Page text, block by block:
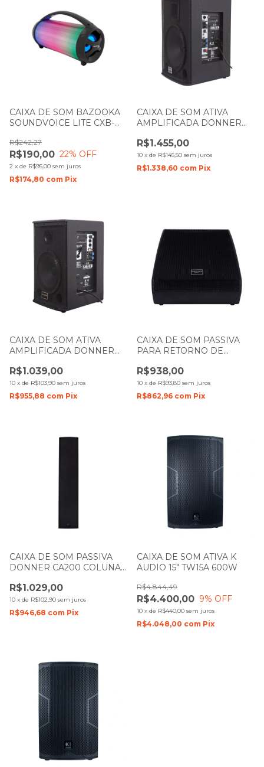
CAIXA DE SOM BAZOOKA
SOUNDVOICE LITE CXB-
R$190,00
R$242,27
22% OFF
2 x de R$95,00 sem juros
R$174,80 com Pix
CAIXA DE SOM ATIVA
AMPLIFICADA DONNER
R$1.455,00
10 x de R$145,50 sem juros
R$1.338,60 com Pix
CAIXA DE SOM ATIVA
AMPLIFICADA DONNER
R$1.039,00
10 x de R$103,90 sem juros
R$955,88 com Pix
CAIXA DE SOM PASSIVA
PARA RETORNO DE
125W LL AUDIO
R$938,00
10 x de R$93,80 sem juros
R$862,96 com Pix
CAIXA DE SOM PASSIVA
DONNER CA200 COLUNA
R$1.029,00
10 x de R$102,90 sem juros
R$946,68 com Pix
CAIXA DE SOM ATIVA K
AUDIO 15" TW15A 600W
R$4.400,00
R$4.844,49
9% OFF
10 x de R$440,00 sem juros
R$4.048,00 com Pix